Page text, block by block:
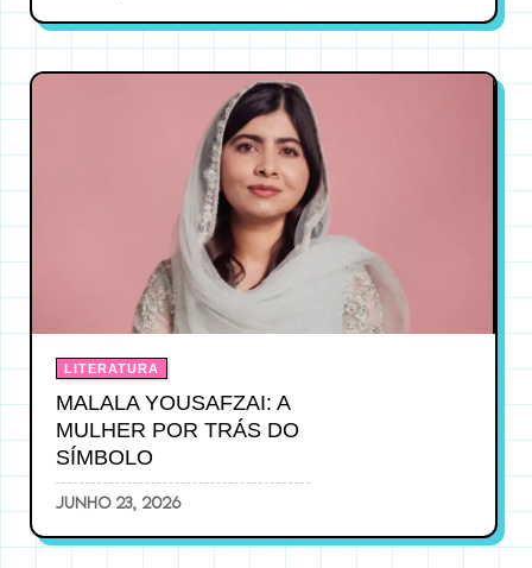
LITERATURA
MALALA YOUSAFZAI: A
MULHER POR TRÁS DO
SÍMBOLO
junho 23, 2026